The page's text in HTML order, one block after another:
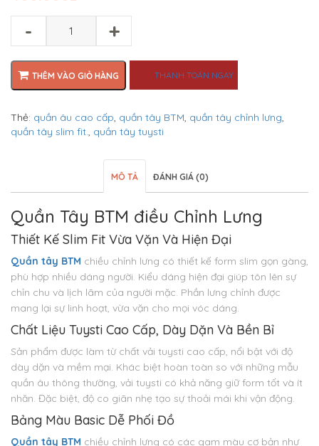
- +
THÊM VÀO GIỎ HÀNG THANH TOÁN NGAY
Thẻ: quần âu cao cấp, quần tây BTM, quần tây chỉnh lưng,
quần tây slim fit., quần tây tuysti
MÔ TẢ ĐÁNH GIÁ (0)
Quần Tây BTM điều Chỉnh Lưng
Thiết Kế Slim Fit Vừa Vặn Và Hiện Đại
Quần tây BTM chiều chỉnh lưng có thiết kế form slim gọn gàng,
phù hợp nhiều dáng người. Kiểu dáng hiện đại giúp tôn lên sự
chỉn chu và lịch lãm của người mặc. Phần lưng chỉnh được
mang lại sự linh hoạt, vừa vặn cho mọi vóc dáng.
Chất Liệu Tuysti Cao Cấp, Dày Dặn Và Bền Bỉ
Sản phẩm được làm từ chất vải tuysti cao cấp, nổi bật với độ
dày dặn và mềm mại. Khác biệt hoàn toàn so với những mẫu
quần âu thông thường, vải tuysti có khả năng giữ form tốt và ít
nhăn. Đặc biệt, độ co giãn nhẹ tạo sự thoải mái khi vận động.
Bảng Màu Basic Dễ Phối Đồ
Quần tây BTM chiều chỉnh lưng có các gam màu cơ bản như